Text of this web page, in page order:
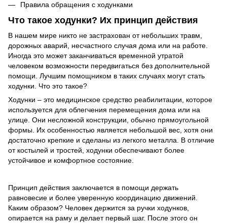
Правила обращения с ходунками
Что такое ходунки? Их принцип действия
В нашем мире никто не застрахован от небольших травм,
дорожных аварий, несчастного случая дома или на работе.
Иногда это может заканчиваться временной утратой
человеком возможности передвигаться без дополнительной
помощи. Лучшим помощником в таких случаях могут стать
ходунки. Что это такое?
Ходунки – это медицинское средство реабилитации, которое
используется для облегчения перемещения дома или на
улице. Они несложной конструкции, обычно прямоугольной
формы. Их особенностью является небольшой вес, хотя они
достаточно крепкие и сделаны из легкого металла. В отличие
от костылей и тростей, ходунки обеспечивают более
устойчивое и комфортное состояние.
Принцип действия заключается в помощи держать
равновесие и более уверенную координацию движений.
Каким образом? Человек держится за ручки ходунков,
опирается на раму и делает первый шаг. После этого он